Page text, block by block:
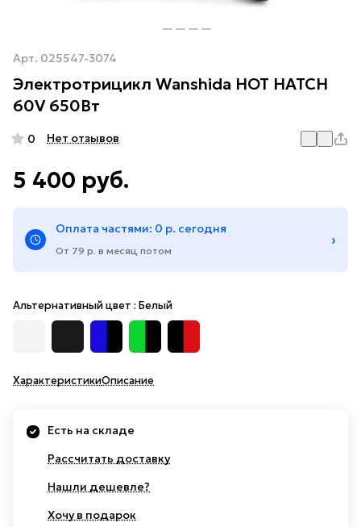
Арт. 025547-3074
Электротрицикл Wanshida HOT HATCH
60V 650Вт
0 Нет отзывов
5 400 руб.
Оплата частями: 0 р. сегодня
От 79 р. в месяц потом
›
Альтернативный цвет : Белый
ХарактеристикиОписание
Есть на складе
Рассчитать доставку
Нашли дешевле?
Хочу в подарок